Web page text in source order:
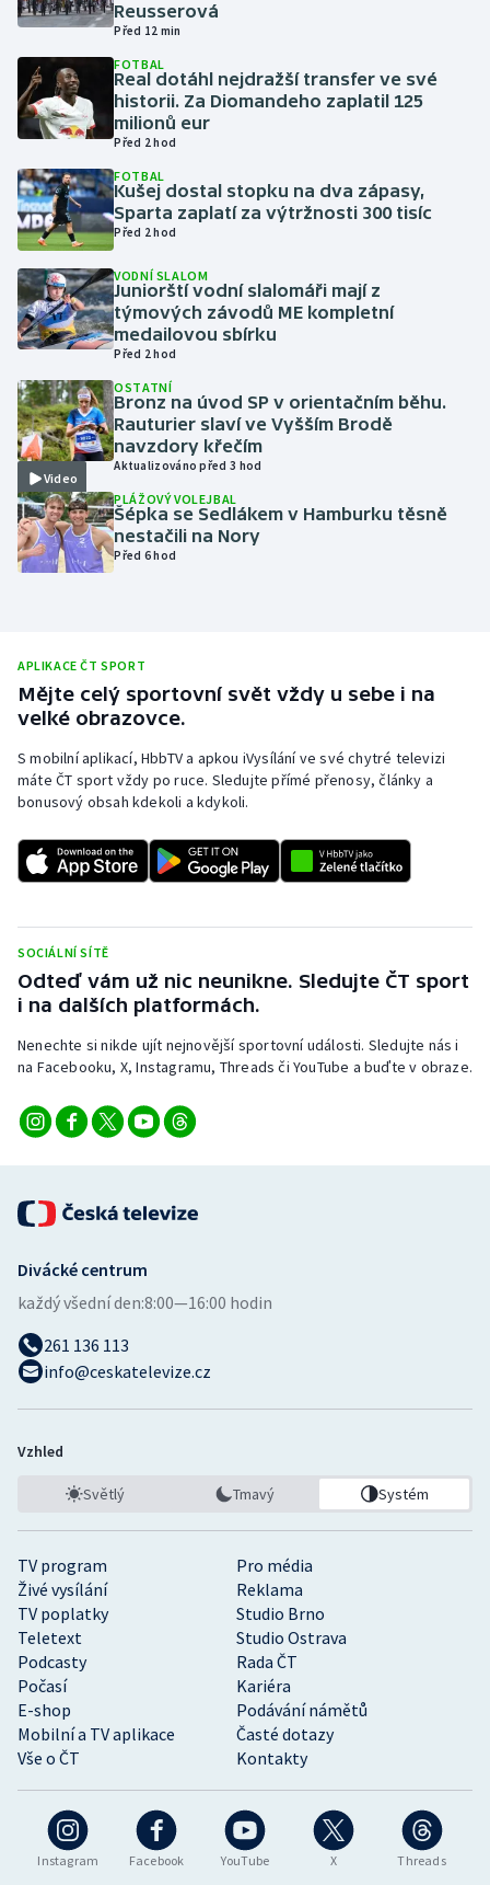
Házená
Jezdectví
Judo
Krasobruslení
Lezení
Lyže a snowboard
Moderní pětiboj
Motorsport
Olympijské hry
Parasport
Plavání
Ragby
Rychlobruslení
Rychlostní kanoistika
Short track
Sportovní střelba
Triatlon
Vodní slalom
Volejbal
Reusserová
Před 12 min
FOTBAL
Real dotáhl nejdražší transfer ve své
historii. Za Diomandeho zaplatil 125
milionů eur
Před 2 hod
FOTBAL
Kušej dostal stopku na dva zápasy,
Sparta zaplatí za výtržnosti 300 tisíc
Před 2 hod
VODNÍ SLALOM
Juniorští vodní slalomáři mají z
týmových závodů ME kompletní
medailovou sbírku
Před 2 hod
Video
OSTATNÍ
Bronz na úvod SP v orientačním běhu.
Rauturier slaví ve Vyšším Brodě
navzdory křečím
Aktualizováno před 3 hod
PLÁŽOVÝ VOLEJBAL
Šépka se Sedlákem v Hamburku těsně
nestačili na Nory
Před 6 hod
APLIKACE ČT SPORT
Mějte celý sportovní svět vždy u sebe i na
velké obrazovce.
S mobilní aplikací, HbbTV a apkou iVysílání ve své chytré televizi
máte ČT sport vždy po ruce. Sledujte přímé přenosy, články a
bonusový obsah kdekoli a kdykoli.
SOCIÁLNÍ SÍTĚ
Odteď vám už nic neunikne. Sledujte ČT sport
i na dalších platformách.
Nenechte si nikde ujít nejnovější sportovní události. Sledujte nás i
na Facebooku, X, Instagramu, Threads či YouTube a buďte v obraze.
Instagram Facebook YouTube X Threads
TV program
Pro média
Živé vysílání
Reklama
TV poplatky
Studio Brno
Teletext
Studio Ostrava
Podcasty
Rada ČT
Počasí
Kariéra
E-shop
Podávání námětů
Mobilní a TV aplikace
Časté dotazy
Vše o ČT
Kontakty
Divácké centrum
každý všední den:8:00—16:00 hodin
261 136 113
info@ceskatelevize.cz
Vzhled
Světlý Tmavý Systém